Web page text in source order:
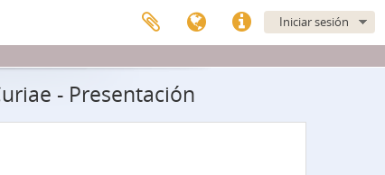
Iniciar sesión
- Presentación